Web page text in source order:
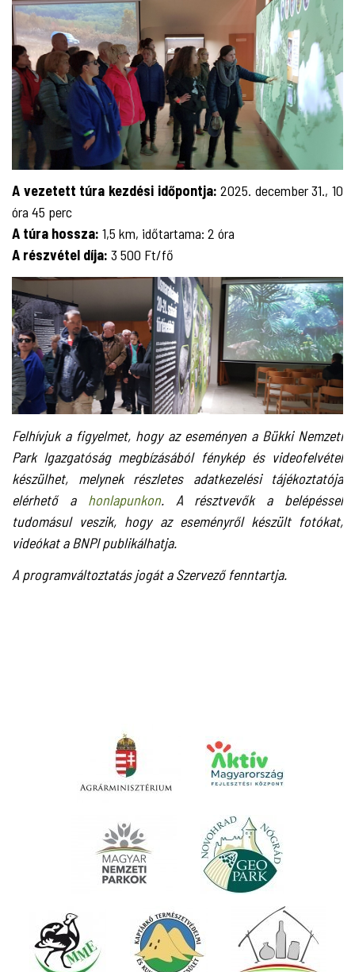
A vezetett túra kezdési időpontja: 2025. december 31., 10
óra 45 perc
A túra hossza: 1,5 km, időtartama: 2 óra
A részvétel díja: 3 500 Ft/fő
Felhívjuk a figyelmet, hogy az eseményen a Bükki Nemzeti
Park Igazgatóság megbízásából fénykép és videofelvétel
készülhet, melynek részletes adatkezelési tájékoztatója
elérhető a honlapunkon. A résztvevők a belépéssel
tudomásul veszik, hogy az eseményről készült fotókat,
videókat a BNPI publikálhatja.
A programváltoztatás jogát a Szervező fenntartja.